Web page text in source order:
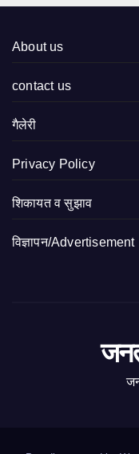
About us
contact us
गैलेरी
Privacy Policy
शिकायत व सुझाव
विज्ञापन/Advertisement